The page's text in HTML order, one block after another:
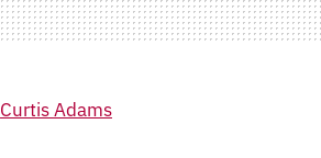
Curtis Adams